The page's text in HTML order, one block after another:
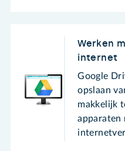
Werken
internet
Google
opslaan
makkelijk
apparaten